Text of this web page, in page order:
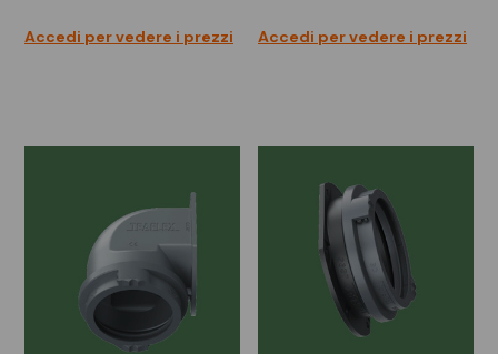
Accedi per vedere i prezzi Accedi per vedere i prezzi